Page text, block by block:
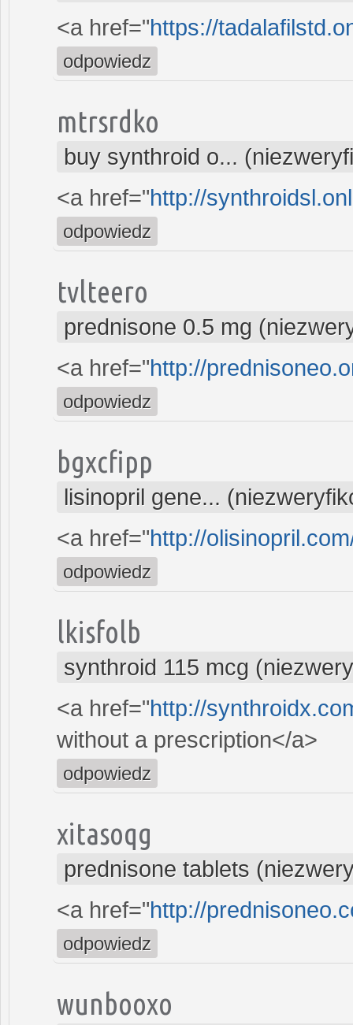
<a href="https://
odpowiedz
mtrsrdko
buy synthroid o...
<a href="http://
odpowiedz
tvlteero
prednisone 0.5 mg
<a href="http://
odpowiedz
bgxcfipp
lisinopril gene...
<a href="http://
odpowiedz
lkisfolb
synthroid 115 mcg
<a href="http://
without a prescription</a>
odpowiedz
xitasoqg
prednisone tablets
<a href="http://
odpowiedz
wunbooxo